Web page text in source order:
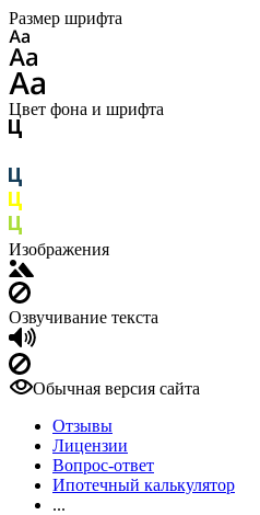
Размер шрифта
Цвет фона и шрифта
Изображения
Озвучивание текста
Обычная версия сайта
Отзывы
Лицензии
Вопрос-ответ
Ипотечный калькулятор
...